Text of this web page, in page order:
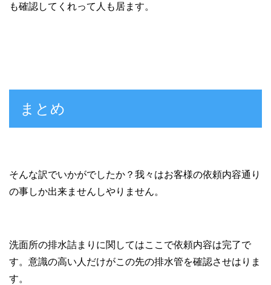
も確認してくれって人も居ます。
まとめ
そんな訳でいかがでしたか？我々はお客様の依頼内容通り
の事しか出来ませんしやりません。
洗面所の排水詰まりに関してはここで依頼内容は完了で
す。意識の高い人だけがこの先の排水管を確認させはりま
す。